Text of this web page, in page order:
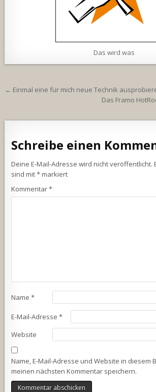
Das wird was
Beitragsnavigation
← Einmal eine für mich neue Technik
Das Framo
Schreibe einen
Deine E-Mail-Adresse wird nicht veröffentlicht.
sind mit*markiert
Kommentar*
Name*
E-Mail-Adresse*
Website
Name, E-Mail-Adresse und Website in diesem
meinen nächsten Kommentar speichern.